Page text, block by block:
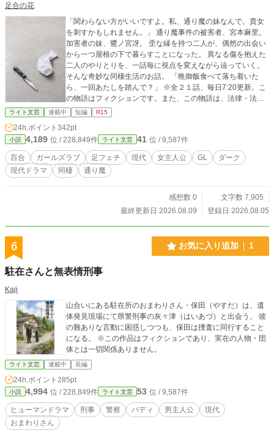
は、座馬。ゆえに社内での通称は――《ザマス王子》。
「え？ なんでザマス？」 「昔から言うじゃない。ザマスザ
マスのドラキュラって」 「なんだっけ、それ？」 しかし、
そんなザマスが由芽に秘密のラボを提供。 その上、なぜか
妙に口うるさい。 「ハンカチは持ったか？」「私は小学生
か？」 「歯は磨いたか？」「合宿ですか？」 「朝食を抜く
な。栄養を取れ。睡眠時間も確保しろ」「お前はオカンか」
言葉は氷点下。でも、行動はオカン。冷血なはずのザマス
王子は、なぜか由芽にだけ過保護すぎる!? 武器は化学。相
棒は、吸血鬼顔のオカン。パワポと見栄と社内政治を、成分
表とエビデンスでぶち抜け！ 社内最下層のすっぴん白衣に
よる、痛快・逆転お仕事ラブコメディ。 ――さあ、ここか
ら反撃開始！
足合の花
「関わらない方がいいですよ。私、通り魔の妹なんで。貴女
を刺すかもしれません。」 通り魔事件の被害者、宮本麻里。
加害者の妹、鷺ノ宮冴。 歪な縁を持つ二人が、偶然の出会い
から一つ屋根の下で暮らすことになった。 異なる傷を抱えた
二人のやりとりを、一話毎に視点を変えながら辿っていく。
そんな奇妙な同棲生活のお話。 「晩御飯食べて落ち着いた
ら、一回あたしを踏んで？」 ※全２１話、毎日7:20更新。こ
の物語はフィクションです。また、この物語は、法律・法令
に反する行為を容認・推奨するものではありません。 ※アブ
ノーマル要素を含むためR-15としていますが、さほど過激な
描写はありません。
ライト文芸 連載中 短編 R15
24h.ポイント 342pt
小説 4,189 位 / 228,849件 ライト文芸 41 位 / 9,587件
百合 ガールズラブ 足フェチ 現代 女主人公 GL
ダーク
現代ドラマ
同棲 通り魔
感想数 0
文字数 7,905
最終更新日 2026.08.09
登録日 2026.08.05
6 お気に入り追加 1
駐在さんと無表情刑事
Kaji
山合いにある駐在所のおまわりさん・保田（やすだ）は、遺
体発見現場にて県警刑事の灰々津（はいあづ）と出会う。 彼
の難ありな言動に困惑しつつも、保田は捜査に同行すること
になる。 ※この作品はフィクションであり、実在の人物・団
体とは一切関係ありません。
ライト文芸 連載中 長編
24h.ポイント 285pt
小説 4,994 位 / 228,849件 ライト文芸 53 位 / 9,587件
ヒューマンドラマ 刑事 警察 バディ 男主人公
現代
おまわりさん